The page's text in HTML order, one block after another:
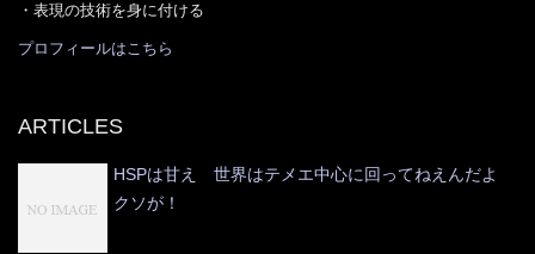
・表現の技術を身に付ける
プロフィールはこちら
ARTICLES
HSPは甘え 世界はテメエ中心に回ってねえんだよ
クソが！